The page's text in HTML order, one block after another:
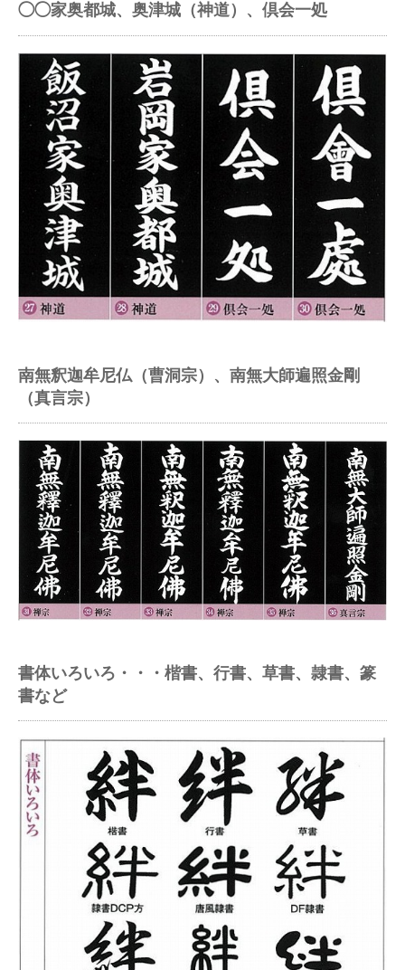
◯◯家奥都城、奥津城（神道）、倶会一処
南無釈迦牟尼仏（曹洞宗）、南無大師遍照金剛
（真言宗）
書体いろいろ・・・楷書、行書、草書、隷書、篆
書など